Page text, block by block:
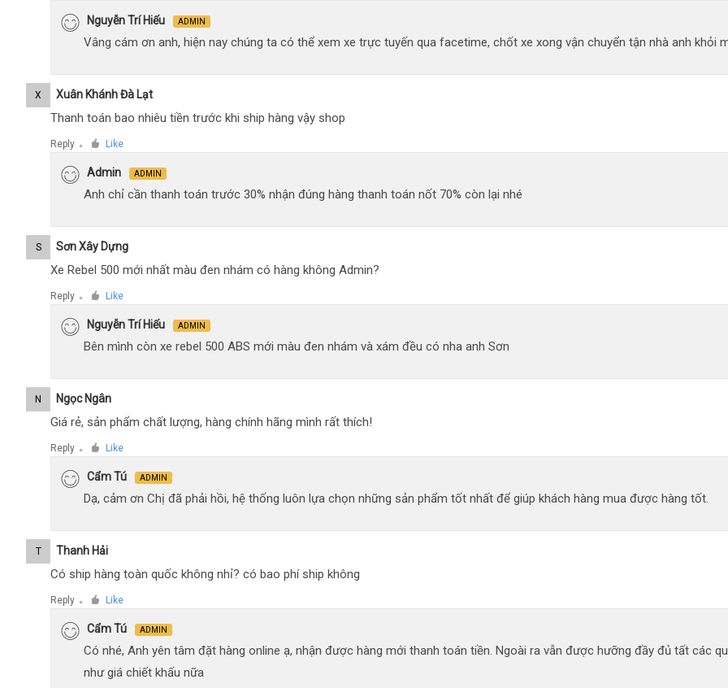
Nguyễn Trí Hiếu ADMIN
Vâng cám ơn anh, hiện nay chúng ta có thể xem xe trực tuyến qua facetime, chốt xe xong vận chuyển tận nhà anh khỏi
X Xuân Khánh Đà Lạt
Thanh toán bao nhiêu tiền trước khi ship hàng vậy shop
Reply ● Like
Admin ADMIN
Anh chỉ cần thanh toán trước 30% nhận đúng hàng thanh toán nốt 70% còn lại nhé
S Sơn Xây Dựng
Xe Rebel 500 mới nhất màu đen nhám có hàng không Admin?
Reply ● Like
Nguyễn Trí Hiếu ADMIN
Bên mình còn xe rebel 500 ABS mới màu đen nhám và xám đều có nha anh Sơn
N Ngọc Ngân
Giá rẻ, sản phẩm chất lượng, hàng chính hãng mình rất thích!
Reply ● Like
Cẩm Tú ADMIN
Dạ, cảm ơn Chị đã phải hồi, hệ thống luôn lựa chọn những sản phẩm tốt nhất để giúp khách hàng mua được hàng tốt.
T Thanh Hải
Có ship hàng toàn quốc không nhỉ? có bao phí ship không
Reply ● Like
Cẩm Tú ADMIN
Có nhé, Anh yên tâm đặt hàng online ạ, nhận được hàng mới thanh toán tiền. Ngoài ra vẫn được hưỡng đầy đủ tất các
như giá chiết khấu nữa